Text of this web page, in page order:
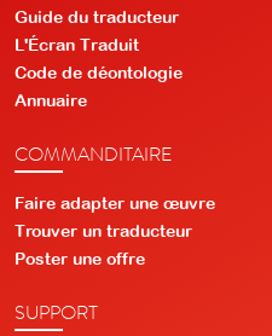
Guide du traducteur
L'Écran Traduit
Code de déontologie
Annuaire
COMMANDITAIRE
Faire adapter une œuvre
Trouver un traducteur
Poster une offre
SUPPORT